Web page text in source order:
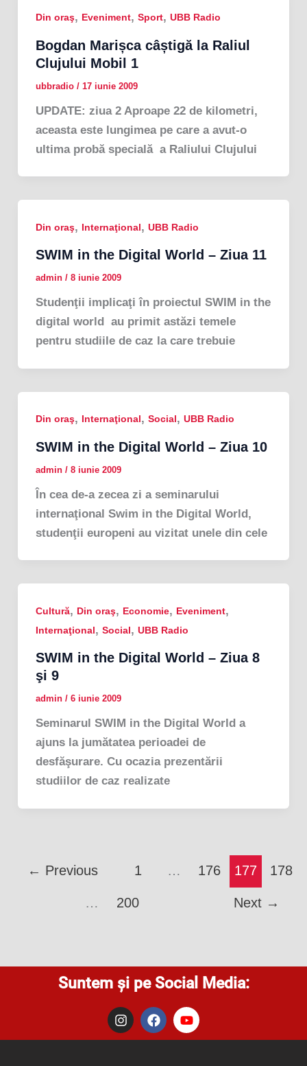
Din oraş, Eveniment, Sport, UBB Radio
Bogdan Marișca câștigă la Raliul
Clujului Mobil 1
ubbradio / 17 iunie 2009
UPDATE: ziua 2 Aproape 22 de kilometri,
aceasta este lungimea pe care a avut-o
ultima probă specială a Raliului Clujului
Din oraş, Internaţional, UBB Radio
SWIM in the Digital World – Ziua 11
admin / 8 iunie 2009
Studenţii implicaţi în proiectul SWIM in the
digital world au primit astăzi temele
pentru studiile de caz la care trebuie
Din oraş, Internaţional, Social, UBB Radio
SWIM in the Digital World – Ziua 10
admin / 8 iunie 2009
În cea de-a zecea zi a seminarului
internaţional Swim in the Digital World,
studenţii europeni au vizitat unele din cele
Cultură, Din oraş, Economie, Eveniment,
Internaţional, Social, UBB Radio
SWIM in the Digital World – Ziua 8
şi 9
admin / 6 iunie 2009
Seminarul SWIM in the Digital World a
ajuns la jumătatea perioadei de
desfăşurare. Cu ocazia prezentării
studiilor de caz realizate
← Previous 1 … 176 177 178
… 200 Next →
Suntem și pe Social Media:
I
n
s
F
a
c
Y
o
u